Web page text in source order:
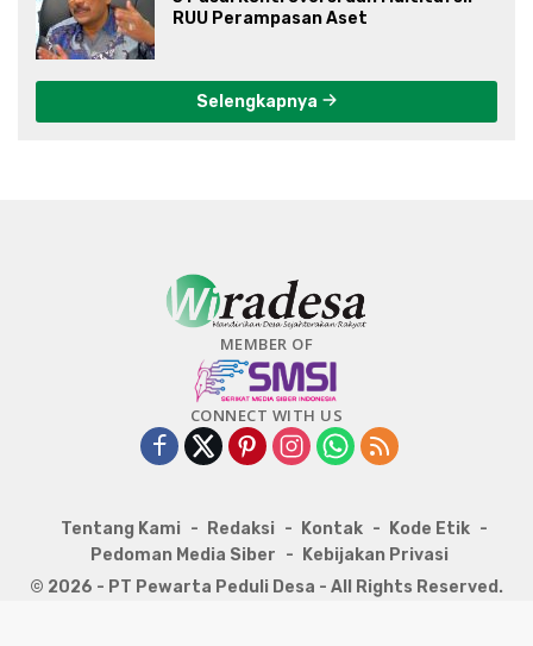
RUU Perampasan Aset
Selengkapnya
MEMBER OF
CONNECT WITH US
Tentang Kami Redaksi Kontak
Kode Etik
Pedoman Media Siber
Kebijakan Privasi
© 2026 - PT Pewarta Peduli Desa - All Rights Reserved.